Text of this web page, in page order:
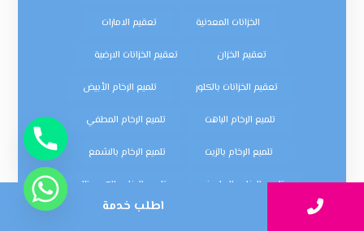
الخزانات المعدنية تعقيم الامارات
تعقيم الخزان تعقيم الخزانات الارضية
تعقيم الخزانات بالكلور تلميع الرخام الأبيض
تلميع الرخام الباهت تلميع الرخام المطفي
تلميع الرخام بالزيت تلميع الرخام بالشمع
تلميع الرخام بالصاروخ تلميع الرخام بالكريستال
اطلب خدمة